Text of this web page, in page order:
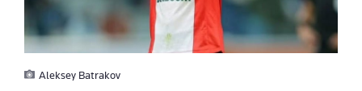
Aleksey Batrakov